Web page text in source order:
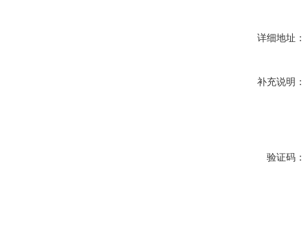
详细地址：
补充说明：
验证码：